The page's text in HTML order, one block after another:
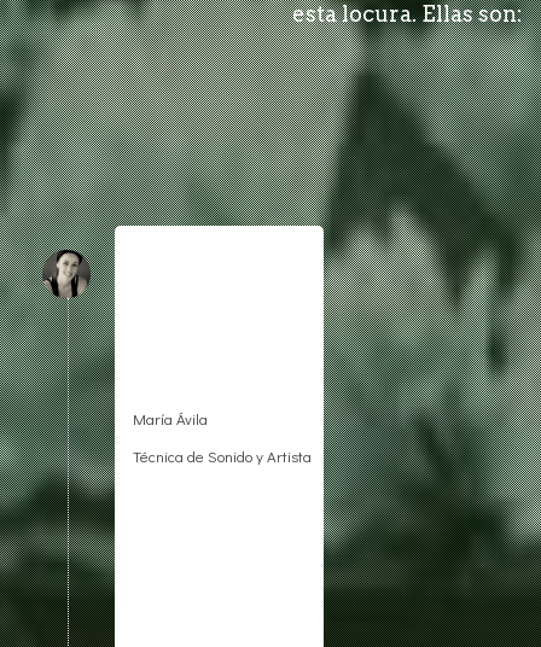
esta locura. Ellas son:
María Ávila
Técnica de Sonido y Artista